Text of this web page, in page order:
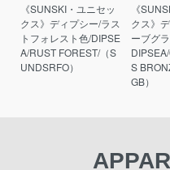
《SUNSKI・ユニセッ
クス》ディプシー/ラス
トフォレスト色/DIPSE
A/RUST FOREST/（S
UNDSRFO）
《
クス》
ーブグ
S
GB）